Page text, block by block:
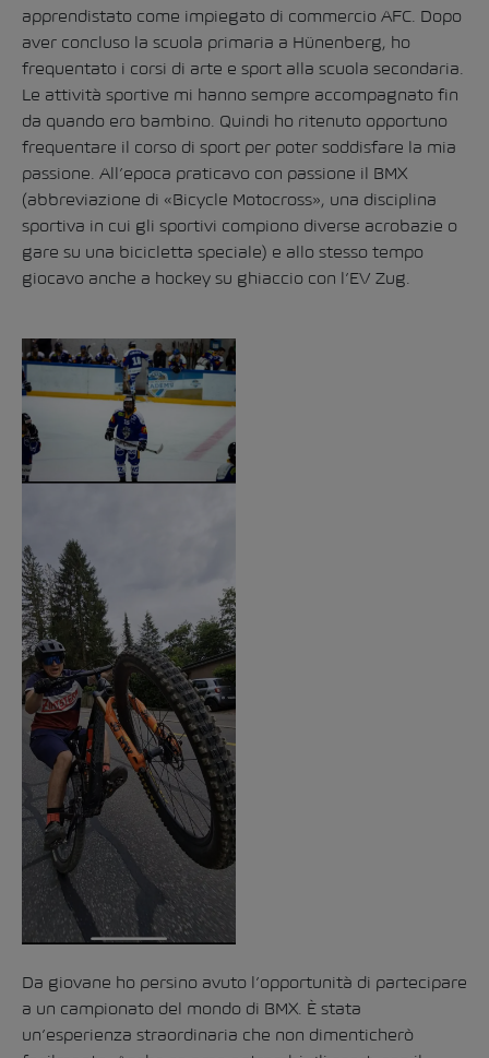
apprendistato come impiegato di commercio AFC. Dopo
aver concluso la scuola primaria a Hünenberg, ho
frequentato i corsi di arte e sport alla scuola secondaria.
Le attività sportive mi hanno sempre accompagnato fin
da quando ero bambino. Quindi ho ritenuto opportuno
frequentare il corso di sport per poter soddisfare la mia
passione. All’epoca praticavo con passione il BMX
(abbreviazione di «Bicycle Motocross», una disciplina
sportiva in cui gli sportivi compiono diverse acrobazie o
gare su una bicicletta speciale) e allo stesso tempo
giocavo anche a hockey su ghiaccio con l’EV Zug.
Da giovane ho persino avuto l’opportunità di partecipare
a un campionato del mondo di BMX. È stata
un’esperienza straordinaria che non dimenticherò